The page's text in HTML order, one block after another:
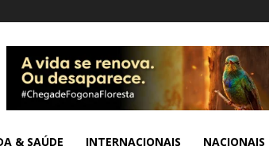
& SAÚDE INTERNACIONAIS NACIONAIS